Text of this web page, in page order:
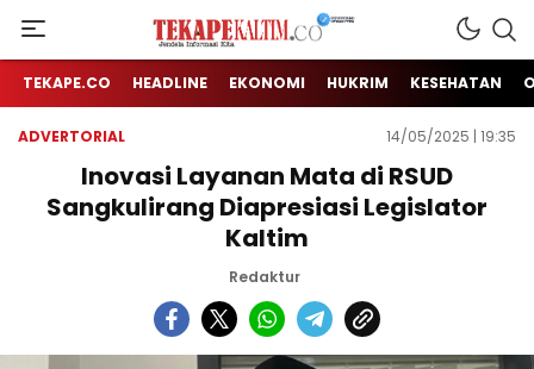
TEKAPE KALTIM
Jendela Informasi Kita
TEKAPE.CO HEADLINE EKONOMI HUKRIM KESEHATAN
ADVERTORIAL 14/05/2025 | 19:35
Inovasi Layanan Mata di RSUD
Sangkulirang Diapresiasi Legislator
Kaltim
Redaktur